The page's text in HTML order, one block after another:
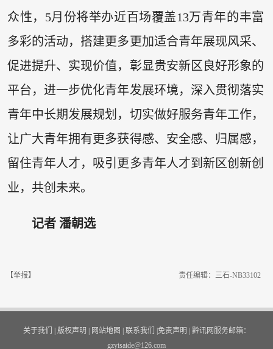
众性，5月份将举办近百场覆盖13万青年的丰富
多彩的活动，搭建更多更加适合青年展现风采、
促进提升、实现价值，彰显贵安新区良好形象的
平台，进一步优化青年发展环境，深入贯彻落实
青年中长期发展规划，切实做好服务青年工作，
让广大青年拥有更多获得感、安全感、归属感，
留住青年人才，吸引更多青年人才到新区创新创
业，共创未来。
记者 潘朝选
【举报】 责任编辑：三石-NB33102
关于我们 版权声明 网站地图 联系我们 免责声明
黔讯网服务邮箱：
gzyisaide@126.com